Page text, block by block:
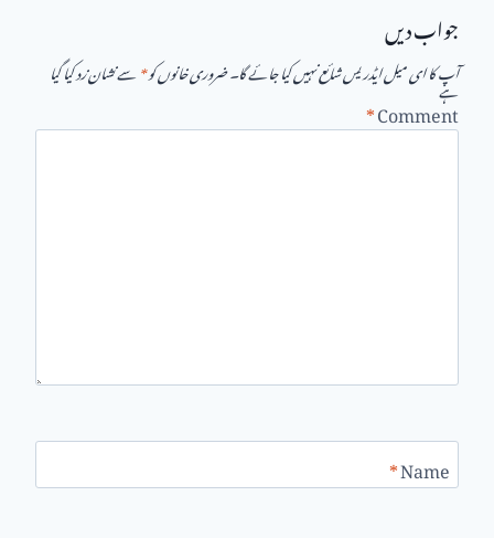
جواب دیں
آپ کا ای میل ایڈریس شائع نہیں کیا جائے گا۔ضروری خانوں کو*سے نشان زد کیا گیا ہے
Comment
*
Name
*